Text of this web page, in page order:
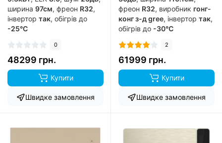
ширина 97см, фреон R32,
інвертор так, обігрів до
-25°C
0
48299 грн.
Купити
Швидке замовлення
фреон R32, виробник гонг-
конг з-д gree, інвертор так,
обігрів до -30°C
2
61999 грн.
Купити
Швидке замовлення